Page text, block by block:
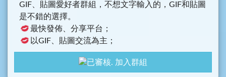
GIF、貼圖愛好者群組，不想文字輸入的，GIF和貼圖
是不錯的選擇。
最快發佈、分享平台；
以GIF、貼圖交流為主；
禁止人身攻擊、裸露試圖；
致力於GIF和貼圖代替語言溝通。
加入群組